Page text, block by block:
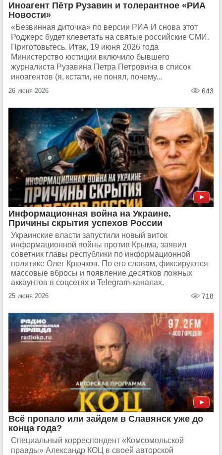
Иноагент Пётр Рузавин и толерантное «РИА
Новости»
«Безвинная диточка» по версии РИА И снова этот
Роджерс будет клеветать на святые российские СМИ.
Приготовьтесь. Итак, 19 июня 2026 года
Министерство юстиции включило бывшего
журналиста Рузавина Петра Петровича в список
иноагентов (я, кстати, не понял, почему...
26 июня 2026 643
Информационная война на Украине.
Причины скрытия успехов России
Украинские власти запустили новый виток
информационной войны против Крыма, заявил
советник главы республики по информационной
политике Олег Крючков. По его словам, фиксируются
массовые вбросы и появление десятков ложных
аккаунтов в соцсетях и Telegram-каналах.
25 июня 2026 718
Всё пропало или зайдем в Славянск уже до
конца года?
Специальный корреспондент «Комсомольской
правды» Александр КОЦ в своей авторской